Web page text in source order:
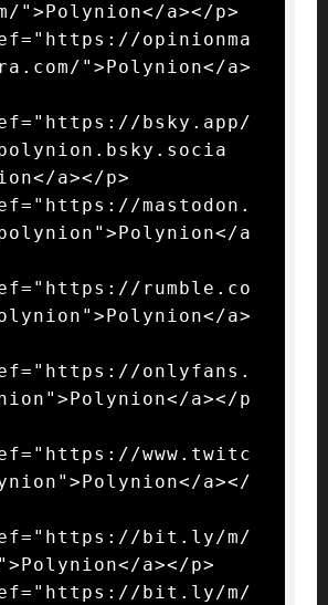
">Polynion</a></p>
opinionma
">Polynion</a>
bsky.app/
a></p>
mastodon.
a
rumble.co
a>
onlyfans.
a></p
www.twitc
a></
bit.ly/m/
a></p>
bit.ly/m/